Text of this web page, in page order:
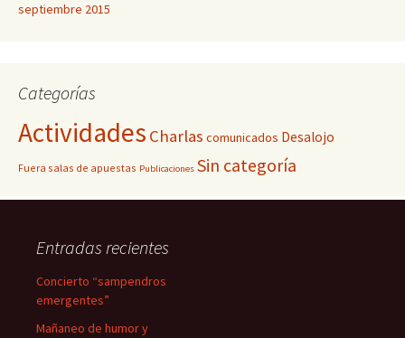
septiembre 2015
Categorías
Actividades Charlas comunicados Desalojo
Fuera salas de apuestas Publicaciones Sin categoría
Entradas recientes
Concierto “sampendros
emergentes”
Mañaneo de humor y